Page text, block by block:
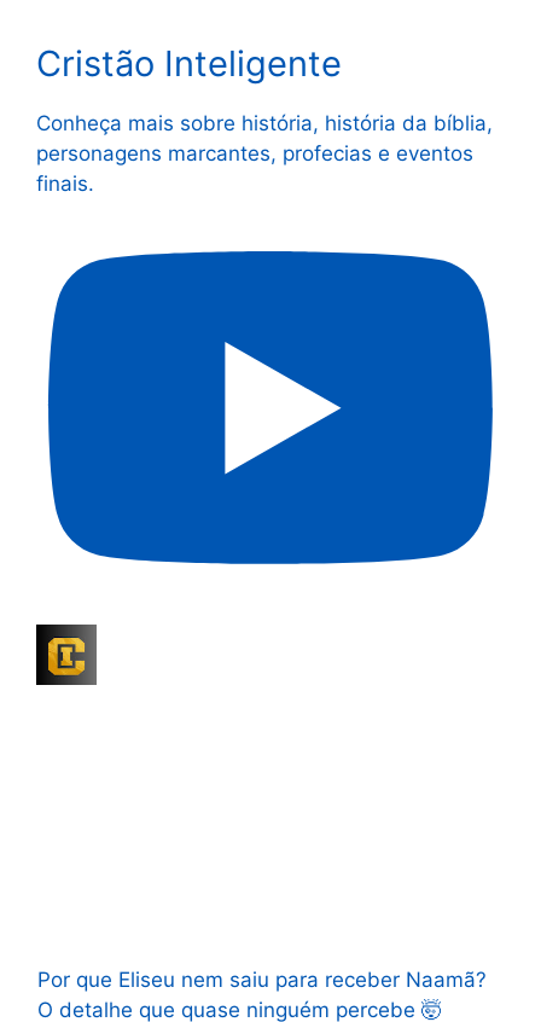
Cristão Inteligente
Conheça mais sobre história, história da bíblia,
personagens marcantes, profecias e eventos
finais.
Por que Eliseu nem saiu para receber Naamã?
O detalhe que quase ninguém percebe 🤯